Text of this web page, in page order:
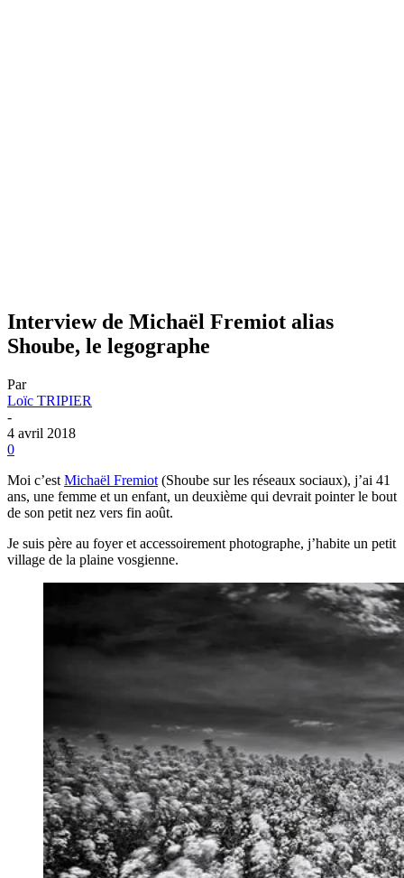
Interview de Michaël Fremiot alias
Shoube, le legographe
Par
Loïc TRIPIER
-
4 avril 2018
0
Moi c’est Michaël Fremiot (Shoube sur les réseaux sociaux), j’ai 41
ans, une femme et un enfant, un deuxième qui devrait pointer le bout
de son petit nez vers fin août.
Je suis père au foyer et accessoirement photographe, j’habite un petit
village de la plaine vosgienne.